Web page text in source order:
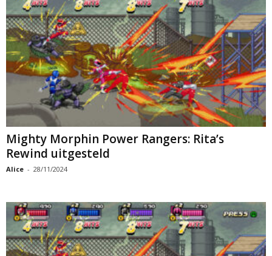
Mighty Morphin Power Rangers: Rita’s
Rewind uitgesteld
Alice - 28/11/2024